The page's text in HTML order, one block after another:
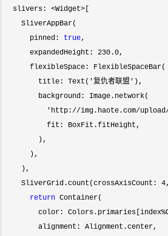
  slivers:
<Widget>
    SliverAppBar(
      pinned:
true,
      expandedHeight:
230.0,
      flexibleSpace: FlexibleSpaceBar(
        title: Text(
'复仇者联盟' ),
        background: Image.network(
'http://img.haote.com/upload/
          fit: BoxFit.fitHeight,
        ),
      ),
    ),
    SliverGrid.count(crossAxisCount:
return Container(
        color: Colors.primaries[index
%
        alignment: Alignment.center,